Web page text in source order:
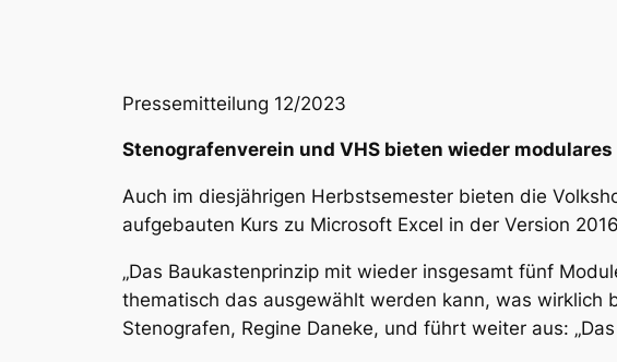
Pressemitteilung 12/2023
Stenografenverein und VHS bieten wieder
Auch im diesjährigen Herbstsemester bieten die
aufgebauten Kurs zu Microsoft Excel in der Version
„Das Baukastenprinzip mit wieder insgesamt fünf
thematisch das ausgewählt werden kann, was wirklich
Stenografen, Regine Daneke, und führt weiter aus: